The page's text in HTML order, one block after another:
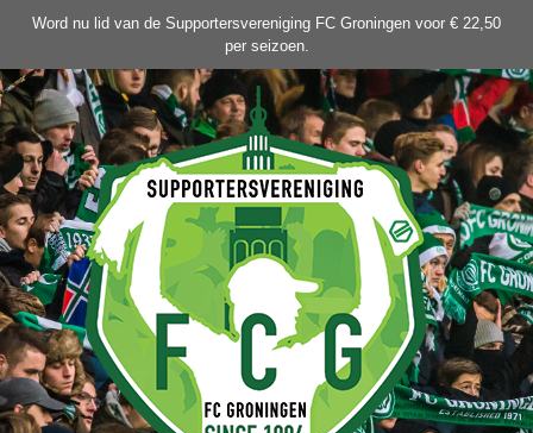
de
inhoud
Word nu lid van de Supportersvereniging FC Groningen voor € 22,50
per seizoen.